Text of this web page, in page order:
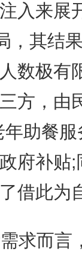
入来展
，其结
数极有
方，由
助餐
府补贴
借此为
求而言